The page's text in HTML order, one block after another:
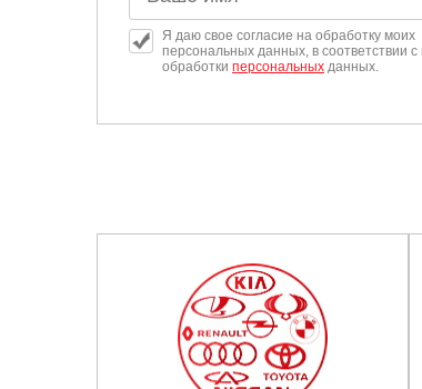
Я даю свое согласие на обработку моих
персональных данных, в соответствии с
обработки персональных данных.